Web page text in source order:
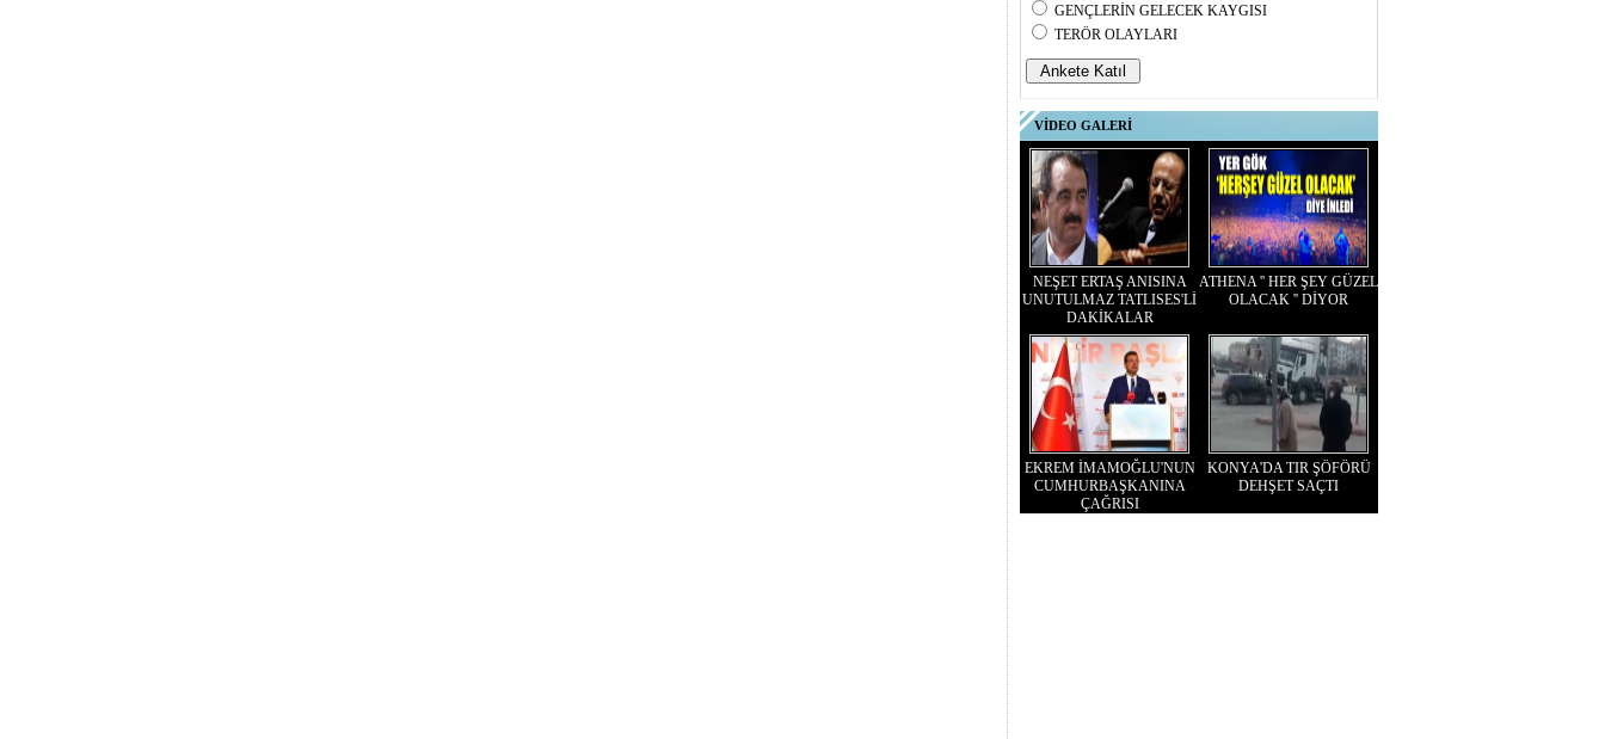
GENÇLERİN GELECEK KAYGISI
TERÖR OLAYLARI
VİDEO GALERİ
NEŞET ERTAŞ ANISINA
UNUTULMAZ TATLISES'Lİ
DAKİKALAR
ATHENA '' HER ŞEY GÜZEL
OLACAK '' DİYOR
EKREM İMAMOĞLU'NUN
CUMHURBAŞKANINA
ÇAĞRISI
KONYA'DA TIR ŞÖFÖRÜ
DEHŞET SAÇTI